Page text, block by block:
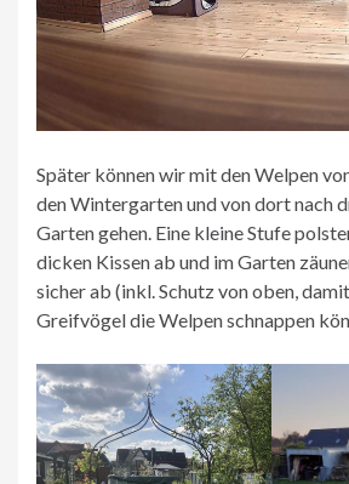
Später können wir mit den Welpen
den Wintergarten und von dort nach
Garten gehen. Eine kleine Stufe
dicken Kissen ab und im Garten
sicher ab (inkl. Schutz von oben,
Greifvögel die Welpen schnappen